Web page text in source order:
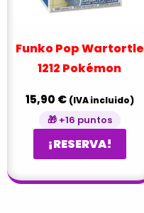
Funko Pop Wartortle
1212 Pokémon
15,90 € (IVA incluido)
🎁 +16 puntos
¡RESERVA!